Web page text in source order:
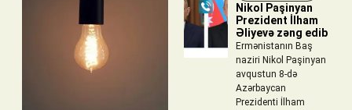
Nikol Paşinyan
Prezident İlham
Əliyevə zəng edib
Ermənistanın Baş
naziri Nikol Paşinyan
avqustun 8-də
Azərbaycan
Prezidenti İlham